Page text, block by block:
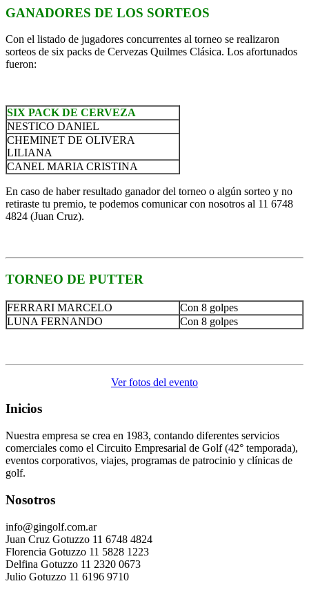
GANADORES DE LOS SORTEOS
Con el listado de jugadores concurrentes al torneo se realizaron
sorteos de six packs de Cervezas Quilmes Clásica. Los afortunados
fueron:
SIX PACK DE CERVEZA
NESTICO DANIEL
CHEMINET DE OLIVERA
LILIANA
CANEL MARIA CRISTINA
En caso de haber resultado ganador del torneo o algún sorteo y no
retiraste tu premio, te podemos comunicar con nosotros al 11 6748
4824 (Juan Cruz).
TORNEO DE PUTTER
FERRARI MARCELO
Con 8 golpes
LUNA FERNANDO
Con 8 golpes
Ver fotos del evento
Inicios
Nuestra empresa se crea en 1983, contando diferentes servicios
comerciales como el Circuito Empresarial de Golf (42° temporada),
eventos corporativos, viajes, programas de patrocinio y clínicas de
golf.
Nosotros
info@gingolf.com.ar
Juan Cruz Gotuzzo 11 6748 4824
Florencia Gotuzzo 11 5828 1223
Delfina Gotuzzo 11 2320 0673
Julio Gotuzzo 11 6196 9710